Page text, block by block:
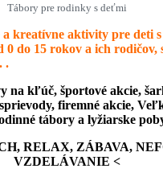
Tábory pre rodinky s deťmi
kreatívne aktivity pre deti
0 do 15 rokov a ich rodičov,
.
na kľúč, športové akcie,
firemné akcie,
tábory a lyžiarske
RELAX, ZÁBAVA,
VZDELÁVANIE <